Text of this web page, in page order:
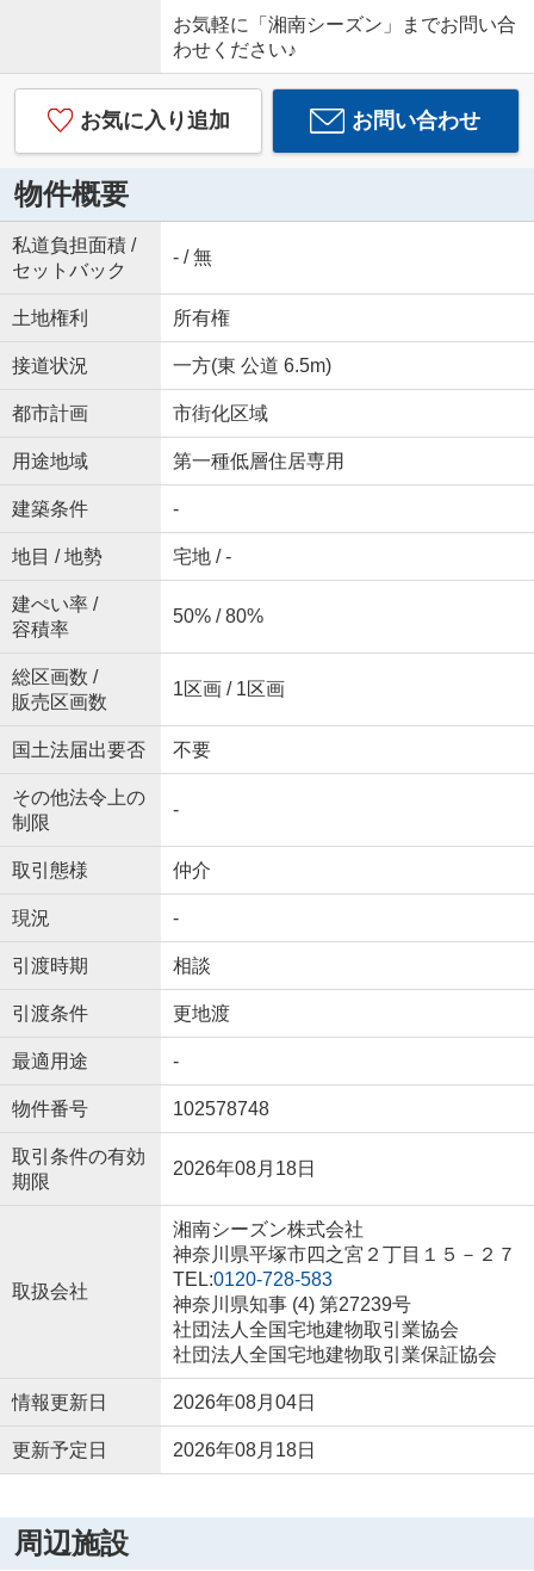
お気軽に「湘南シーズン」までお問い合
わせください♪
お気に入り追加 お問い合わせ
物件概要
私道負担面積 /
セットバック
- / 無
土地権利 所有権
接道状況 一方(東 公道 6.5m)
都市計画 市街化区域
用途地域 第一種低層住居専用
建築条件 -
地目 / 地勢 宅地 / -
建ぺい率 /
容積率
50% / 80%
総区画数 /
販売区画数
1区画 / 1区画
国土法届出要否 不要
その他法令上の
制限
-
取引態様 仲介
現況 -
引渡時期 相談
引渡条件 更地渡
最適用途 -
物件番号 102578748
取引条件の有効
期限
2026年08月18日
取扱会社
湘南シーズン株式会社
神奈川県平塚市四之宮２丁目１５－２７
TEL:0120-728-583
神奈川県知事 (4) 第27239号
社団法人全国宅地建物取引業協会
社団法人全国宅地建物取引業保証協会
情報更新日 2026年08月04日
更新予定日 2026年08月18日
周辺施設